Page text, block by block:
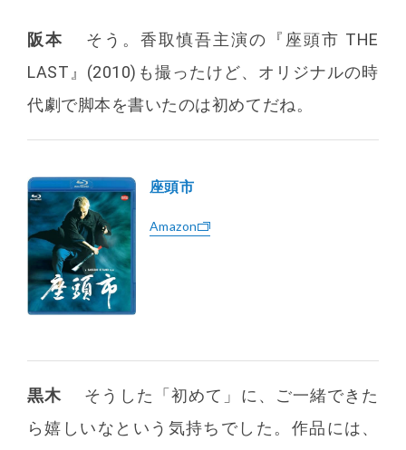
阪本
そう。香取慎吾主演の『座頭市 THE
LAST』(2010)も撮ったけど、オリジナルの時
代劇で脚本を書いたのは初めてだね。
座頭市
Amazon
黒木
そうした「初めて」に、ご一緒できた
ら嬉しいなという気持ちでした。作品には、